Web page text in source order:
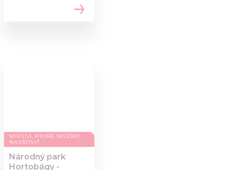
MIESTA, KTORÉ MOŽNO
NAVŠTÍVIŤ
Národný park
Hortobágy -